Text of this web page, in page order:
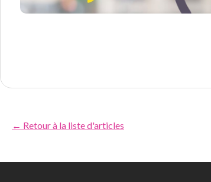
← Retour à la liste d'articles